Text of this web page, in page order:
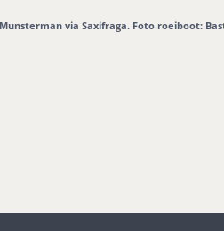
via Saxifraga. Foto roeiboot: